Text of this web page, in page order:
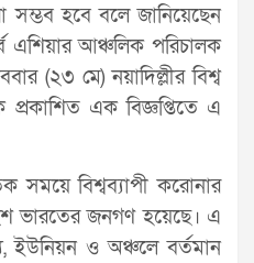
সম্ভব হবে বলে জানিয়েছেন
এশিয়ার আঞ্চলিক পরিচালক
(২৩ মে) নয়াদিল্লীর বিশ্ব
প্রকাশিত এক বিজ্ঞপ্তিতে এ
সময়ে বিশ্বব্যাপী করোনার
ভারতের জনগণ হয়েছে। এ
ইউনিয়ন ও অঞ্চলে বর্তমান